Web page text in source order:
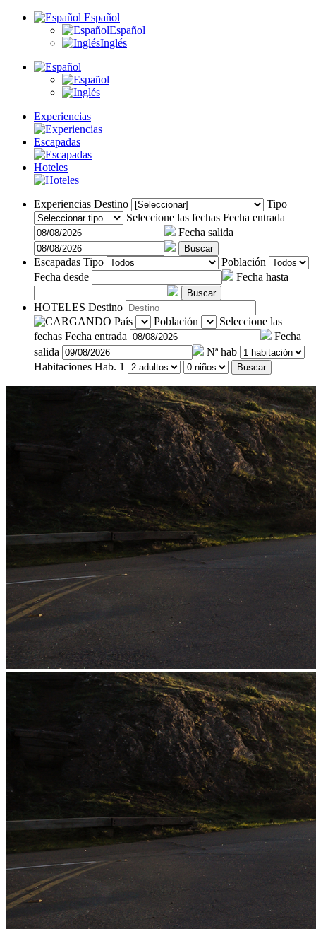
Español
Español
Inglés
Experiencias
Escapadas
Hoteles
Experiencias Destino
Tipo
Seleccione las fechas Fecha entrada
Fecha salida
Buscar
Escapadas Tipo
Población
Fecha desde
Fecha hasta
Buscar
HOTELES Destino
País
Población
Seleccione las
fechas Fecha entrada
Fecha
salida
Nª hab
Habitaciones Hab. 1 Buscar